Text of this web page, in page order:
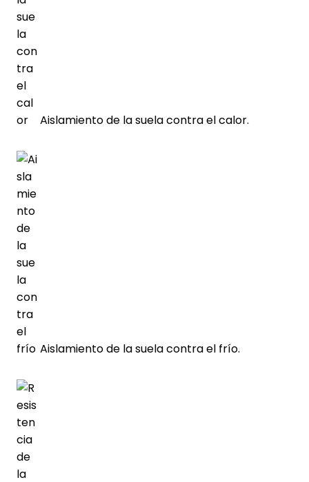
Aislamiento de la suela contra el calor.
Aislamiento de la suela contra el frío.